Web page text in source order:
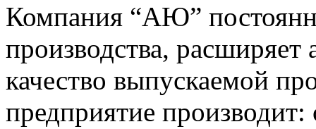
Компания “АЮ”
производства, расширяет
качество выпускаемой
предприятие